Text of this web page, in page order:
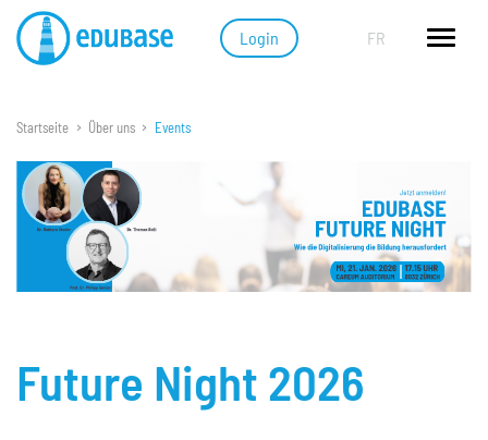
Login FR
Edubase Funktionen
Lernen mit E-Books
Edubot (KI im E-Book)
Leseproben
Datensicherheit
Startseite Über uns Events
Future Night 2026